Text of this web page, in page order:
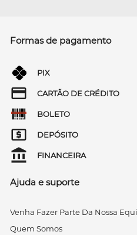
Formas de pagamento
PIX
CARTÃO DE CRÉDITO
BOLETO
DEPÓSITO
FINANCEIRA
Ajuda e suporte
Venha Fazer Parte Da Nossa
Quem Somos